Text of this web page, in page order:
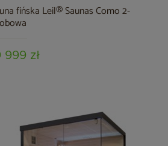
fińska Leil® Saunas Como 2-
999 zł